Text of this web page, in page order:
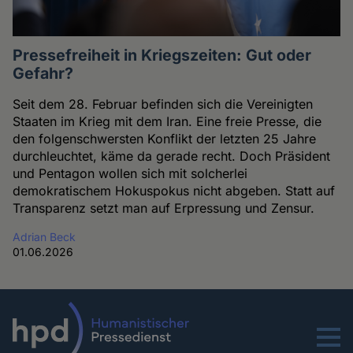
Pressefreiheit in Kriegszeiten: Gut oder
Gefahr?
Seit dem 28. Februar befinden sich die Vereinigten
Staaten im Krieg mit dem Iran. Eine freie Presse, die
den folgenschwersten Konflikt der letzten 25 Jahre
durchleuchtet, käme da gerade recht. Doch Präsident
und Pentagon wollen sich mit solcherlei
demokratischem Hokuspokus nicht abgeben. Statt auf
Transparenz setzt man auf Erpressung und Zensur.
Adrian Beck
01.06.2026
Menu